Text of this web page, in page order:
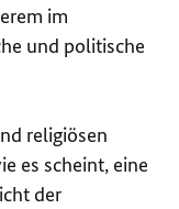
im
und politische
religiösen
es scheint, eine
der